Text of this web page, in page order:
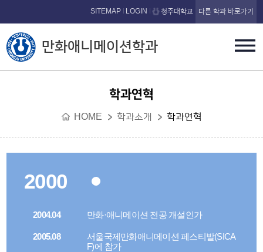
본문 바로가기
만화애니메이션학과
SITEMAP LOGIN 청주대학교 다른 학과 바로가기
학과연혁
HOME 학과소개 학과연혁
2000
2004.04 만화·애니메이션 전공 개설인가
2005.08
서울국제만화애니메이션 페스티발(SICA
F)에 참가